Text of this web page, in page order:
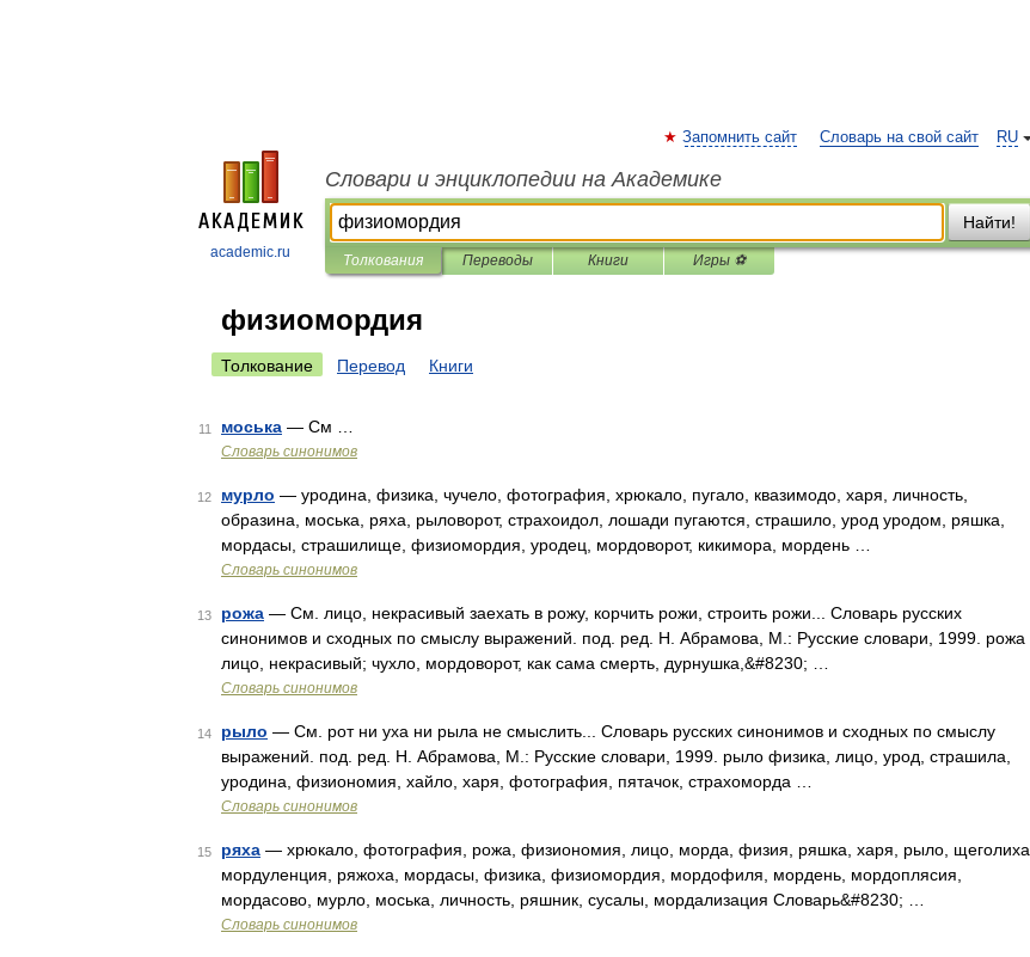
academic.ru
RU
Запомнить сайт Словарь на свой сайт
Словари и энциклопедии на Академике
Найти!
Толкования Переводы Книги Игры ⚽
физиомордия
Толкование Перевод Книги
11 моська — См …
Словарь синонимов
12 мурло — уродина, физика, чучело, фотография, хрюкало, пугало, квазимодо, харя, личность,
образина, моська, ряха, рыловорот, страхоидол, лошади пугаются, страшило, урод уродом, ряшка,
мордасы, страшилище, физиомордия, уродец, мордоворот, кикимора, мордень …
Словарь синонимов
13 рожа — См. лицо, некрасивый заехать в рожу, корчить рожи, строить рожи... Словарь русских
синонимов и сходных по смыслу выражений. под. ред. Н. Абрамова, М.: Русские словари, 1999. рожа
лицо, некрасивый; чухло, мордоворот, как сама смерть, дурнушка,&#8230; …
Словарь синонимов
14 рыло — См. рот ни уха ни рыла не смыслить... Словарь русских синонимов и сходных по смыслу
выражений. под. ред. Н. Абрамова, М.: Русские словари, 1999. рыло физика, лицо, урод, страшила,
уродина, физиономия, хайло, харя, фотография, пятачок, страхоморда …
Словарь синонимов
15 ряха — хрюкало, фотография, рожа, физиономия, лицо, морда, физия, ряшка, харя, рыло, щеголиха,
мордуленция, ряжоха, мордасы, физика, физиомордия, мордофиля, мордень, мордоплясия,
мордасово, мурло, моська, личность, ряшник, сусалы, мордализация Словарь&#8230; …
Словарь синонимов